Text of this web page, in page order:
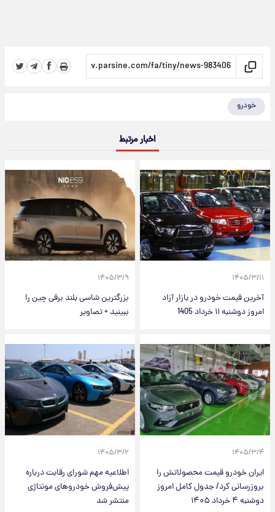
خودرو
اخبار مرتبط
۱۴۰۵/۳/۱۱
آخرین قیمت خودرو در بازار آزاد
امروز دوشنبه ۱۱ خرداد 1405
۱۴۰۵/۳/۹
بزرگترین شاسی بلند برقی چین را
ببینید + تصاویر
۱۴۰۵/۳/۴
ایران خودرو قیمت‌ محصولاتش را
بروزرسانی کرد/ جدول کامل امروز
دوشنبه ۴ خرداد ۱۴۰۵
۱۴۰۵/۳/۲
اطلاعیه مهم شورای رقابت درباره
پیش‌فروش خودروهای مونتاژی‌
منتشر شد